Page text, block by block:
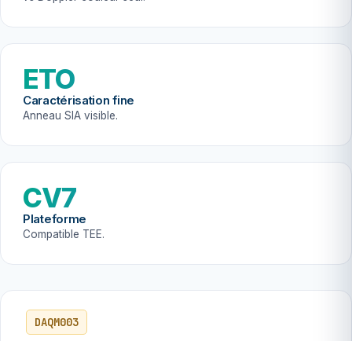
ETO
Caractérisation fine
Anneau SIA visible.
CV7
Plateforme
Compatible TEE.
DAQM003